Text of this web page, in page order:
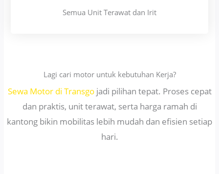
Semua Unit Terawat dan Irit
Lagi cari motor untuk kebutuhan Kerja?
Sewa Motor di Transgo jadi pilihan tepat. Proses cepat
dan praktis, unit terawat, serta harga ramah di
kantong bikin mobilitas lebih mudah dan efisien setiap
hari.